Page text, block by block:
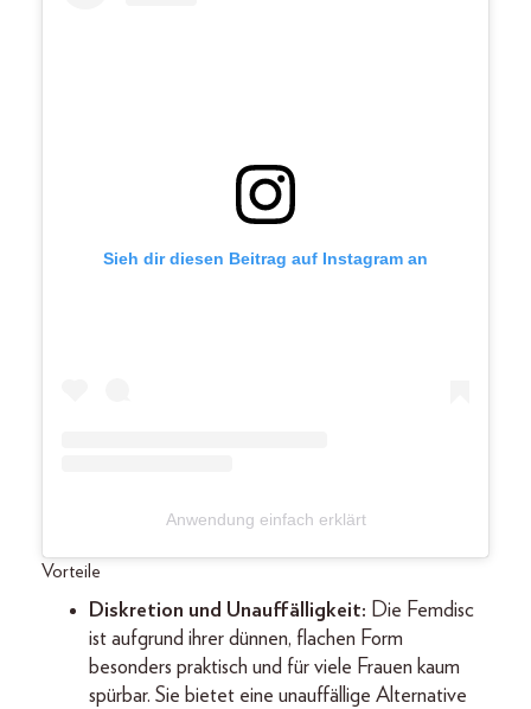
Sieh dir diesen Beitrag auf Instagram an
Anwendung einfach erklärt
Vorteile
Diskretion und Unauffälligkeit: Die Femdisc
ist aufgrund ihrer dünnen, flachen Form
besonders praktisch und für viele Frauen kaum
spürbar. Sie bietet eine unauffällige Alternative